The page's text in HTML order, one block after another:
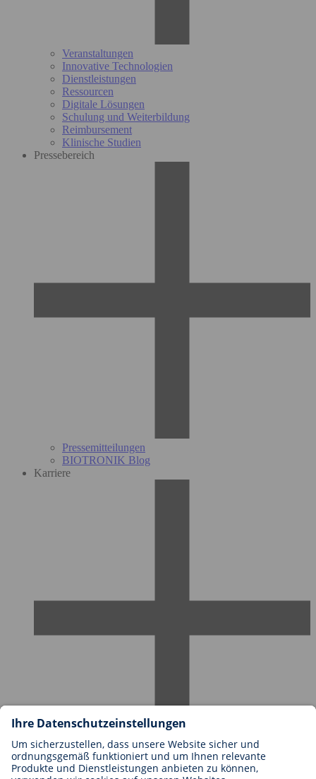
Veranstaltungen
Innovative Technologien
Dienstleistungen
Ressourcen
Digitale Lösungen
Schulung und Weiterbildung
Reimbursement
Klinische Studien
Pressebereich
Pressemitteilungen
BIOTRONIK Blog
Karriere
Karriere bei BIOTRONIK